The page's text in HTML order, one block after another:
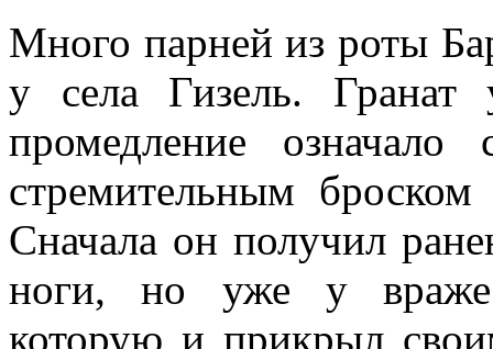
Много парней из роты
у села Гизель.
промедление
стремительным
Сначала он получил
ноги, но уже у
которую и прикрыл